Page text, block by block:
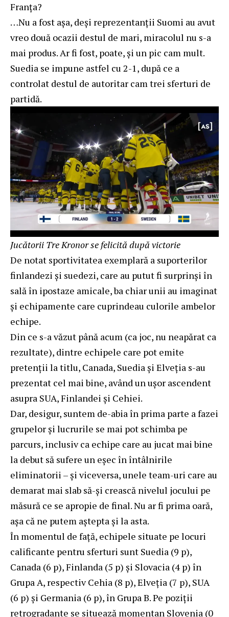
Franța?
…Nu a fost așa, deși reprezentanții Suomi au avut
vreo două ocazii destul de mari, miracolul nu s-a
mai produs. Ar fi fost, poate, și un pic cam mult.
Suedia se impune astfel cu 2-1, după ce a
controlat destul de autoritar cam trei sferturi de
partidă.
Jucătorii Tre Kronor se felicită după victorie
De notat sportivitatea exemplară a suporterilor
finlandezi și suedezi, care au putut fi surprinși în
sală în ipostaze amicale, ba chiar unii au imaginat
și echipamente care cuprindeau culorile ambelor
echipe.
Din ce s-a văzut până acum (ca joc, nu neapărat ca
rezultate), dintre echipele care pot emite
pretenții la titlu, Canada, Suedia și Elveția s-au
prezentat cel mai bine, având un ușor ascendent
asupra SUA, Finlandei și Cehiei.
Dar, desigur, suntem de-abia în prima parte a fazei
grupelor și lucrurile se mai pot schimba pe
parcurs, inclusiv ca echipe care au jucat mai bine
la debut să sufere un eșec în întâlnirile
eliminatorii – și viceversa, unele team-uri care au
demarat mai slab să-și crească nivelul jocului pe
măsură ce se apropie de final. Nu ar fi prima oară,
așa că ne putem aștepta și la asta.
În momentul de față, echipele situate pe locuri
calificante pentru sferturi sunt Suedia (9 p),
Canada (6 p), Finlanda (5 p) și Slovacia (4 p) în
Grupa A, respectiv Cehia (8 p), Elveția (7 p), SUA
(6 p) și Germania (6 p), în Grupa B. Pe poziții
retrogradante se situează momentan Slovenia (0